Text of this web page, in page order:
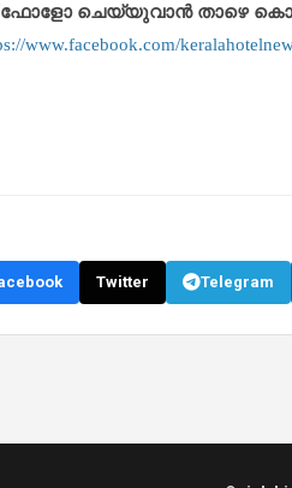
ചെയ്യുവാൻ താഴെ
www.facebook.com/
Twitter Telegram